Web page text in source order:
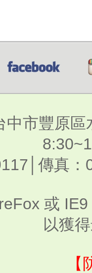
中市豐原
傳真
或
以獲